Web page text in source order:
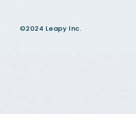
©2024 Leapy Inc.